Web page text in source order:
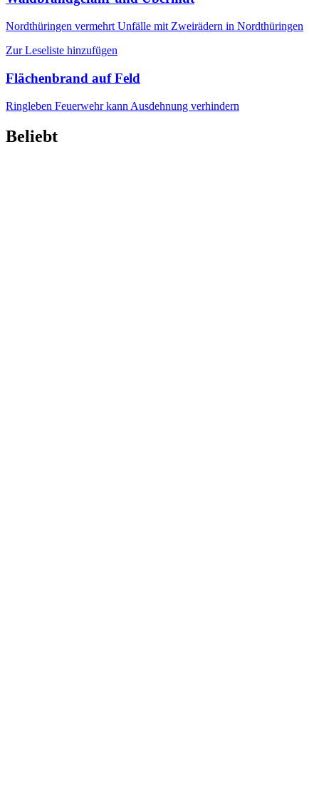
Nordthüringen vermehrt Unfälle mit Zweirädern in Nordthüringen
Zur Leseliste hinzufügen
Flächenbrand auf Feld
Ringleben Feuerwehr kann Ausdehnung verhindern
Beliebt